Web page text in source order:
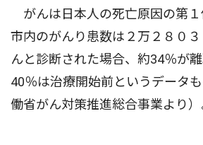
がんは日本人の死亡原因の第１
市内のがんり患数は２万２８０
んと診断された場合、約34％が
40％は治療開始前というデータ
働省がん対策推進総合事業より）